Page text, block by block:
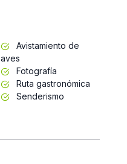
Avistamiento de
aves
Fotografía
Ruta gastronómica
Senderismo